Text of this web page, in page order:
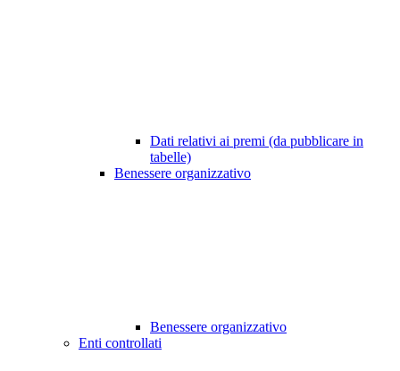
Dati relativi ai premi (da pubblicare in
tabelle)
Benessere organizzativo
Benessere organizzativo
Enti controllati